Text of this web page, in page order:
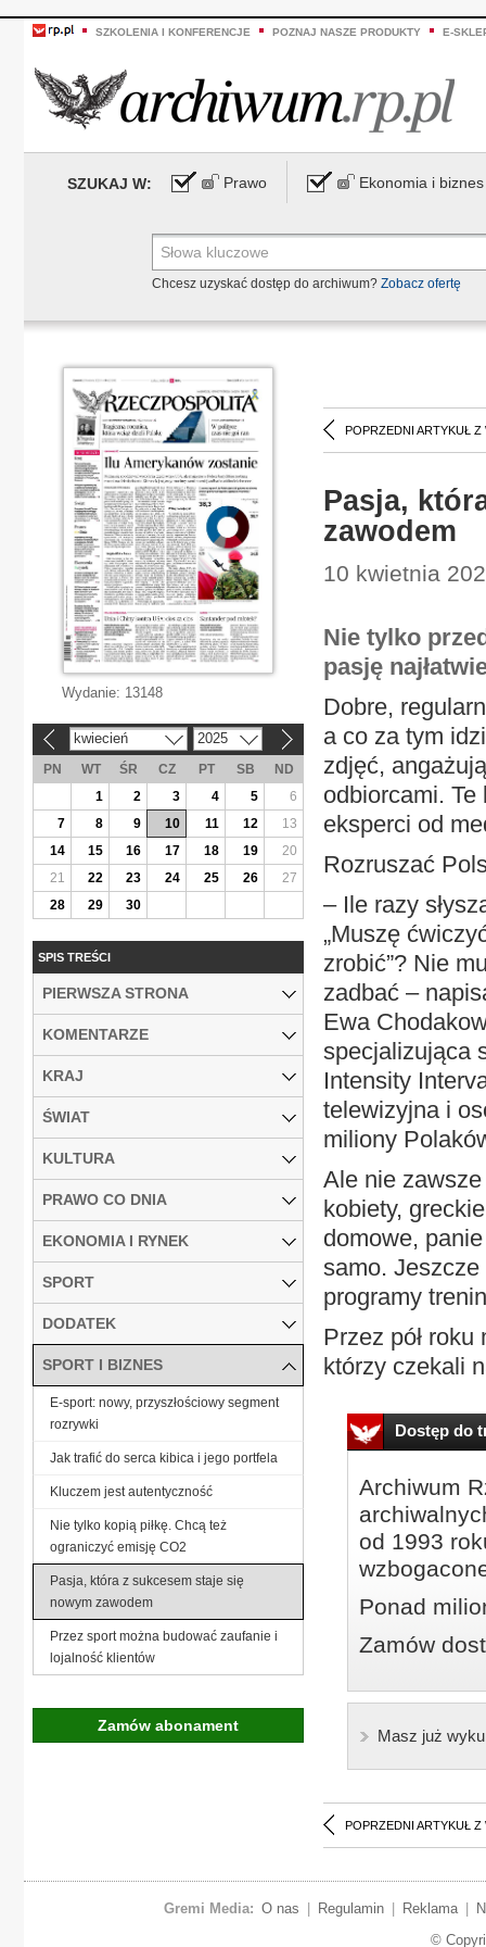
SZKOLENIA I KONFERENCJE POZNAJ NASZE PRODUKTY E-
SZUKAJ W: Prawo Ekonomia i biznes
Chcesz uzyskać dostęp do archiwum? Zobacz ofertę
POPRZEDNI ARTYKUŁ Z
Pasja,
zawodem
10 kwietnia
Nie tylko
pasję
Dobre,
a co za tym
zdjęć,
odbiorcami.
eksperci od
Rozruszać
– Ile razy
„Muszę
zrobić”? Nie
zadbać –
Ewa
specjalizująca
Intensity
telewizyjna i
miliony
Ale nie zawsze
kobiety,
domowe,
samo. Jeszcze
programy
Przez pół
którzy czekali
Dostęp do
Archiwum
od 1993
Ponad
Zamów
Masz już
POPRZEDNI ARTYKUŁ Z
Wydanie: 13148
kwiecień 2025
PN WT ŚR CZ PT SB
ND
1
2 3 4 5
6
7
8 9 10 11 12
13
14
15 16 17 18 19
20
21
22 23 24 25 26
27
28
29 30
SPIS TREŚCI
PIERWSZA STRONA
KOMENTARZE
KRAJ
ŚWIAT
KULTURA
PRAWO CO DNIA
EKONOMIA I RYNEK
SPORT
DODATEK
SPORT I BIZNES
E-sport: nowy, przyszłościowy segment
rozrywki
Jak trafić do serca kibica i jego portfela
Kluczem jest autentyczność
Nie tylko kopią piłkę. Chcą też
ograniczyć emisję CO2
Pasja, która z sukcesem staje się
nowym zawodem
Przez sport można budować zaufanie i
lojalność klientów
Zamów abonament
Gremi Media: O nas Regulamin Reklama
©